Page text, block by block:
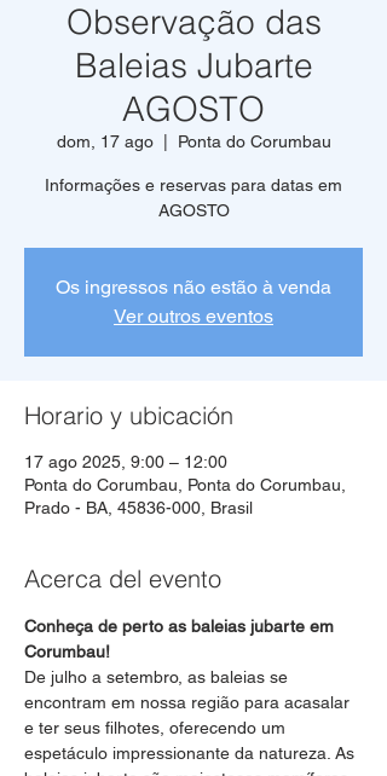
Observação das
Baleias Jubarte
AGOSTO
dom, 17 ago
  |
Ponta do Corumbau
Informações e reservas para datas em
AGOSTO
Os ingressos não estão à venda
Ver outros eventos
Horario y ubicación
17 ago 2025, 9:00 – 12:00
Ponta do Corumbau, Ponta do Corumbau,
Prado - BA, 45836-000, Brasil
Acerca del evento
Conheça de perto as baleias jubarte em
Corumbau!
De julho a setembro, as baleias se
encontram em nossa região para acasalar
e ter seus filhotes, oferecendo um
espetáculo impressionante da natureza. As